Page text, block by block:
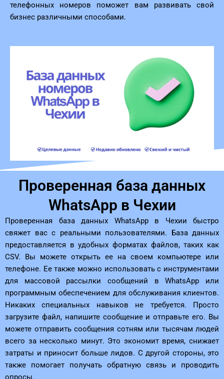
телефонных номеров поможет вам развивать свой
бизнес различными способами.
Проверенная база данных
WhatsApp в Чехии
Проверенная база данных WhatsApp в Чехии быстро
свяжет вас с реальными пользователями. База данных
предоставляется в удобных форматах файлов, таких как
CSV. Вы можете открыть ее на своем компьютере или
телефоне. Ее также можно использовать с инструментами
для массовой рассылки сообщений в WhatsApp или
программным обеспечением для обслуживания клиентов.
Никаких специальных навыков не требуется. Просто
загрузите файл, напишите сообщение и отправьте его. Вы
можете отправить сообщения сотням или тысячам людей
всего за несколько минут. Это экономит время, снижает
затраты и приносит больше лидов. С другой стороны, это
также помогает получать обратную связь и проводить